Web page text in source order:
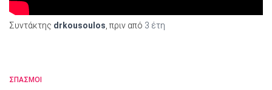
Συντάκτης drkousoulos , πριν από 3 έτη
ΣΠΑΣΜΟΙ